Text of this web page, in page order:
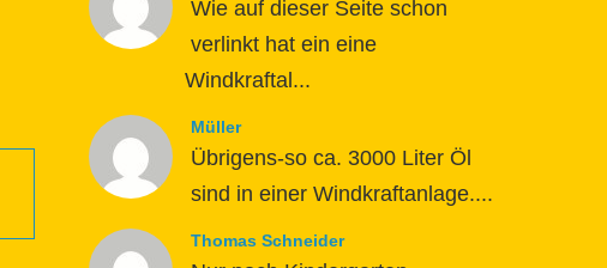
Wie auf dieser Seite schon
verlinkt hat ein eine
Windkraftal...
Müller
Übrigens-so ca. 3000 Liter Öl
sind in einer Windkraftanlage....
Thomas Schneider